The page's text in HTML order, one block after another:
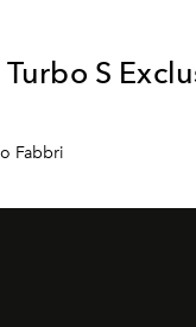
S
Fabbri